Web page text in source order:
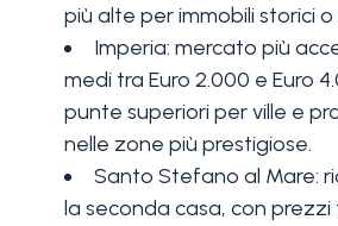
più alte per immobili storici
Imperia: mercato più
medi tra Euro 2.000 e Euro
punte superiori per ville e
nelle zone più prestigiose.
Santo Stefano al Mare:
la seconda casa, con prezzi
Vista mare